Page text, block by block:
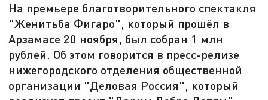
На премьере благотворительного спектакля
"Женитьба Фигаро", который прошёл в
Арзамасе 20 ноября, был собран 1 млн
рублей. Об этом говорится в пресс-релизе
нижегородского отделения общественной
организации "Деловая Россия", который